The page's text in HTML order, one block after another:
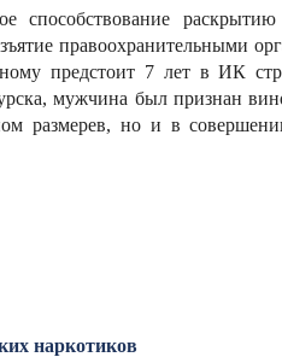
правоохранительными
предстоит 7 лет в ИК
мужчина был признан
размерев, но и в
наркотиков